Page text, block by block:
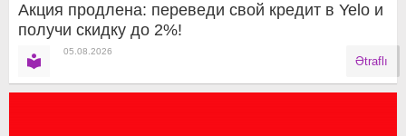
Акция продлена: переведи свой кредит в Yelo и
получи скидку до 2%!
05.08.2026
Ətraflı